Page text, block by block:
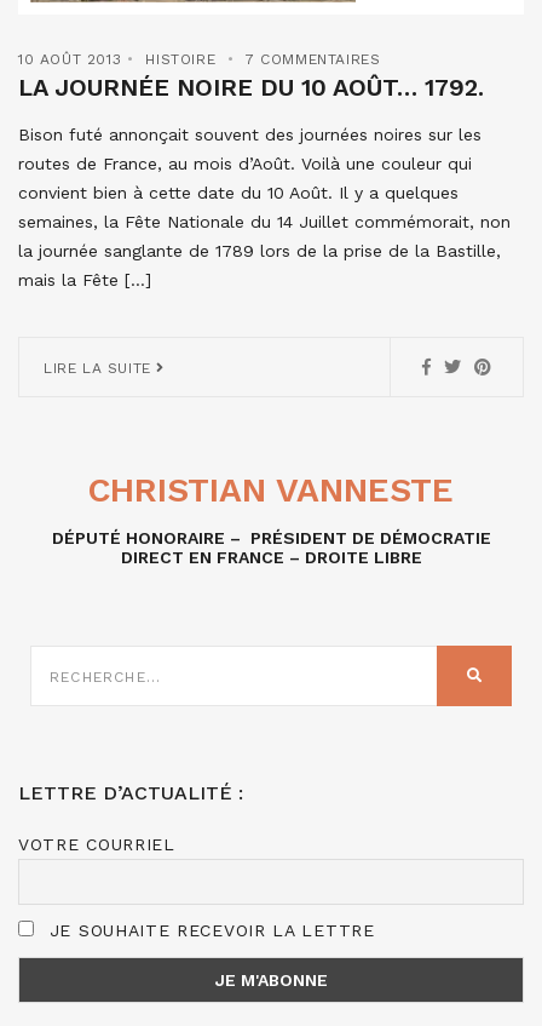
10 AOÛT 2013 HISTOIRE 7 COMMENTAIRES
LA JOURNÉE NOIRE DU 10 AOÛT… 1792.
Bison futé annonçait souvent des journées noires sur les
routes de France, au mois d’Août. Voilà une couleur qui
convient bien à cette date du 10 Août. Il y a quelques
semaines, la Fête Nationale du 14 Juillet commémorait, non
la journée sanglante de 1789 lors de la prise de la Bastille,
mais la Fête […]
LIRE LA SUITE
CHRISTIAN VANNESTE
DÉPUTÉ HONORAIRE – PRÉSIDENT DE DÉMOCRATIE
DIRECT EN FRANCE – DROITE LIBRE
SUR
LETTRE D’ACTUALITÉ :
VOTRE COURRIEL
JE SOUHAITE RECEVOIR LA LETTRE